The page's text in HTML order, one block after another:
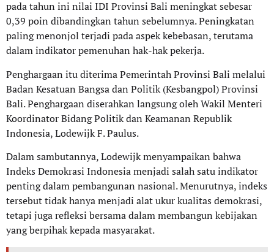
pada tahun ini nilai IDI Provinsi Bali meningkat sebesar
0,39 poin dibandingkan tahun sebelumnya. Peningkatan
paling menonjol terjadi pada aspek kebebasan, terutama
dalam indikator pemenuhan hak-hak pekerja.
Penghargaan itu diterima Pemerintah Provinsi Bali melalui
Badan Kesatuan Bangsa dan Politik (Kesbangpol) Provinsi
Bali. Penghargaan diserahkan langsung oleh Wakil Menteri
Koordinator Bidang Politik dan Keamanan Republik
Indonesia, Lodewijk F. Paulus.
Dalam sambutannya, Lodewijk menyampaikan bahwa
Indeks Demokrasi Indonesia menjadi salah satu indikator
penting dalam pembangunan nasional. Menurutnya, indeks
tersebut tidak hanya menjadi alat ukur kualitas demokrasi,
tetapi juga refleksi bersama dalam membangun kebijakan
yang berpihak kepada masyarakat.